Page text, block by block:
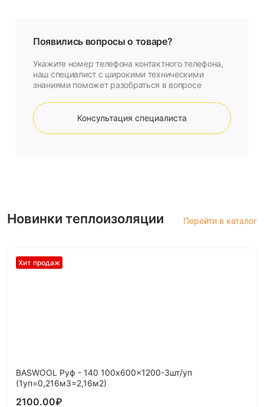
Появились вопросы о товаре?
Укажите номер телефона контактного телефона,
наш специалист с широкими техническими
знаниями поможет разобраться в вопросе
Консультация специалиста
Новинки теплоизоляции Перейти в каталог
Хит продаж
BASWOOL Руф - 140 100x600x1200-3шт/уп
(1уп=0,216м3=2,16м2)
2100.00₽